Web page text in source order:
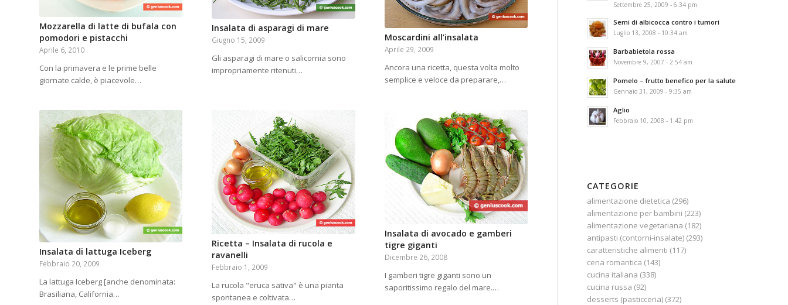
Mozzarella di latte di bufala con
pomodori e pistacchi
Aprile 6, 2010
Con la primavera e le prime belle
giornate calde, è piacevole…
Insalata di asparagi di mare
Giugno 15, 2009
Gli asparagi di mare o salicornia sono
impropriamente ritenuti…
Moscardini all’insalata
Aprile 29, 2009
Ancora una ricetta, questa volta molto
semplice e veloce da preparare,…
Insalata di lattuga Iceberg
Febbraio 20, 2009
La lattuga Iceberg [anche denominata:
Brasiliana, California…
Ricetta – Insalata di rucola e
ravanelli
Febbraio 1, 2009
La rucola "eruca sativa" è una pianta
spontanea e coltivata…
Insalata di avocado e gamberi
tigre giganti
Dicembre 26, 2008
I gamberi tigre giganti sono un
saporitissimo regalo del mare.…
Settembre 25, 2009 - 6:34 pm
Semi di albicocca contro i tumori
Luglio 13, 2008 - 10:34 am
Barbabietola rossa
Novembre 9, 2007 - 2:54 am
Pomelo – frutto benefico per la salute
Gennaio 31, 2009 - 9:35 am
Aglio
Febbraio 10, 2008 - 1:42 pm
CATEGORIE
alimentazione dietetica (296)
alimentazione per bambini (223)
alimentazione vegetariana (182)
antipasti (contorni-insalate) (293)
caratteristiche alimenti (117)
cena romantica (143)
cucina italiana (338)
cucina russa (92)
desserts (pasticceria) (372)